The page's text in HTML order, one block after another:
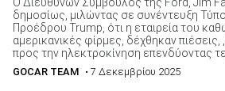
δημοσίως, μιλώντας σε συνέντευξη
Προέδρου Trump, ότι η εταιρεία του
αμερικανικές φίρμες, δέχθηκαν
προς την ηλεκτροκίνηση επενδύοντας
GOCAR TEAM • 7 Δεκεμβρίου 2025